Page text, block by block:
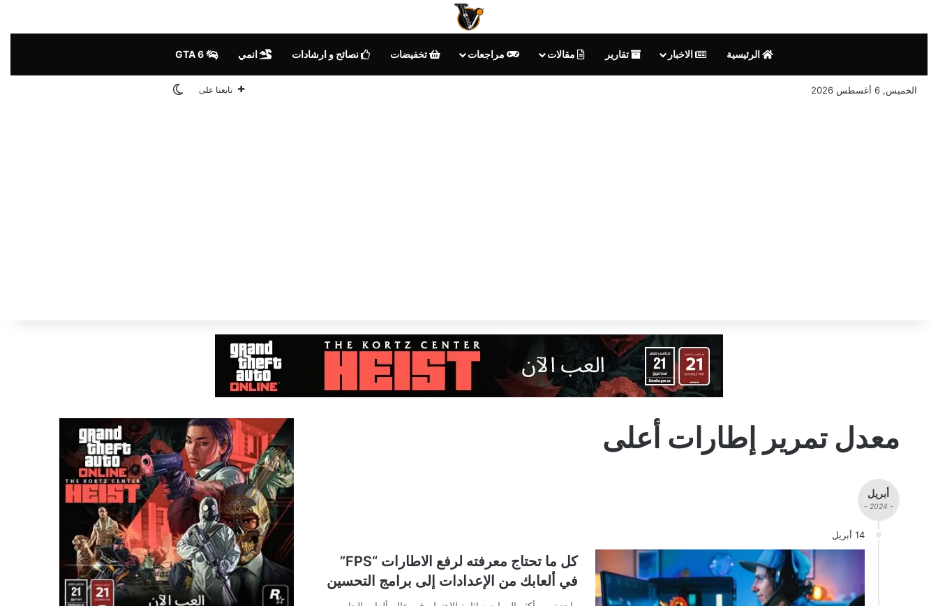
الرئيسية الاخبار تقارير مقالات مراجعات تخفيضات نصائح و ارشادات انمي
الخميس, 6 أغسطس 2026 تابعنا على الوضع المظلم
معدل تمرير إطارات أعلى
أبريل
- 2024 -
14 أبريل
كل ما تحتاج معرفته لرفع الاطارات “FPS”
في ألعابك من الإعدادات إلى برامج التحسين